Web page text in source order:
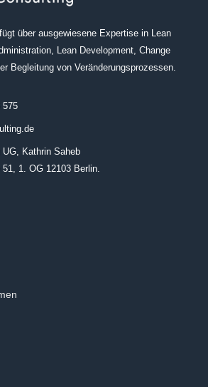
über ausgewiesene Expertise in Lean
Lean Development, Change
Begleitung von Veränderungsprozessen.
575
Kathrin Saheb
1. OG 12103 Berlin.